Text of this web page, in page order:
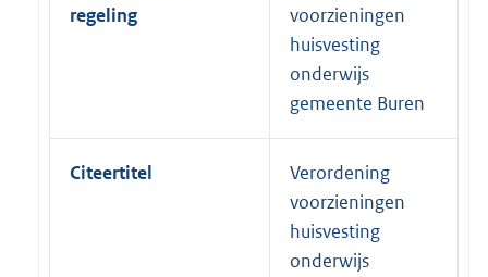
regeling
voorzieningen
huisvesting
onderwijs
gemeente Buren
Citeertitel
Verordening
voorzieningen
huisvesting
onderwijs